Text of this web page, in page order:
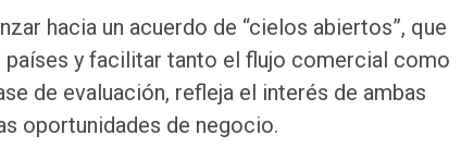
hacia un acuerdo de “cielos abiertos”, que
y facilitar tanto el flujo comercial como
de evaluación, refleja el interés de ambas
oportunidades de negocio.